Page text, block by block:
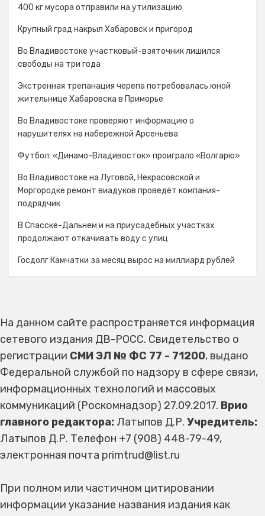
400 кг мусора отправили на утилизацию
Крупный град накрыл Хабаровск и пригород
Во Владивостоке участковый-взяточник лишился
свободы на три года
Экстренная трепанация черепа потребовалась юной
жительнице Хабаровска в Приморье
Во Владивостоке проверяют информацию о
нарушителях на набережной Арсеньева
Футбол: «Динамо-Владивосток» проиграло «Волгарю»
Во Владивостоке на Луговой, Некрасовской и
Моргородке ремонт виадуков проведёт компания-
подрядчик
В Спасске-Дальнем и на приусадебных участках
продолжают откачивать воду с улиц
Госдолг Камчатки за месяц вырос на миллиард рублей
На данном сайте распространяется информация
сетевого издания ДВ-РОСС. Свидетельство о
регистрации СМИ ЭЛ № ФС 77 - 71200, выдано
Федеральной службой по надзору в сфере связи,
информационных технологий и массовых
коммуникаций (Роскомнадзор) 27.09.2017. Врио
главного редактора: Латыпов Д.Р. Учредитель:
Латыпов Д.Р. Телефон +7 (908) 448-79-49,
электронная почта primtrud@list.ru
При полном или частичном цитировании
информации указание названия издания как